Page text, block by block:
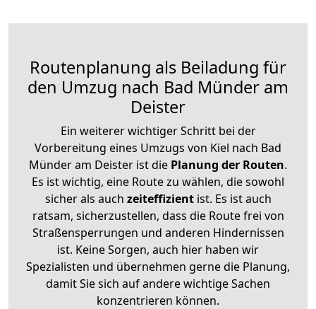
Routenplanung als Beiladung für
den Umzug nach Bad Münder am
Deister
Ein weiterer wichtiger Schritt bei der
Vorbereitung eines Umzugs von Kiel nach Bad
Münder am Deister ist die Planung der Routen.
Es ist wichtig, eine Route zu wählen, die sowohl
sicher als auch zeiteffizientist. Es ist auch
ratsam, sicherzustellen, dass die Route frei von
Straßensperrungen und anderen Hindernissen
ist. Keine Sorgen, auch hier haben wir
Spezialisten und übernehmen gerne die Planung,
damit Sie sich auf andere wichtige Sachen
konzentrieren können.